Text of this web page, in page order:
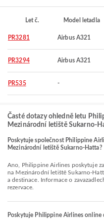
Let č. Model letadla
PR3281 Airbus A321
PR3294 Airbus A321
PR535 -
Časté dotazy ohledně letu
Mezinárodní letiště Sukarno-
Poskytuje společnost Philippine
Mezinárodní letiště Sukarno-Hatta?
Ano, Philippine Airlines poskytuje zavazadla pro lety Domácí & Mezinárodní
na Mezinárodní letiště Sukarno-
a destinace. Informace o
rezervace.
Poskytuje Philippine Airlines